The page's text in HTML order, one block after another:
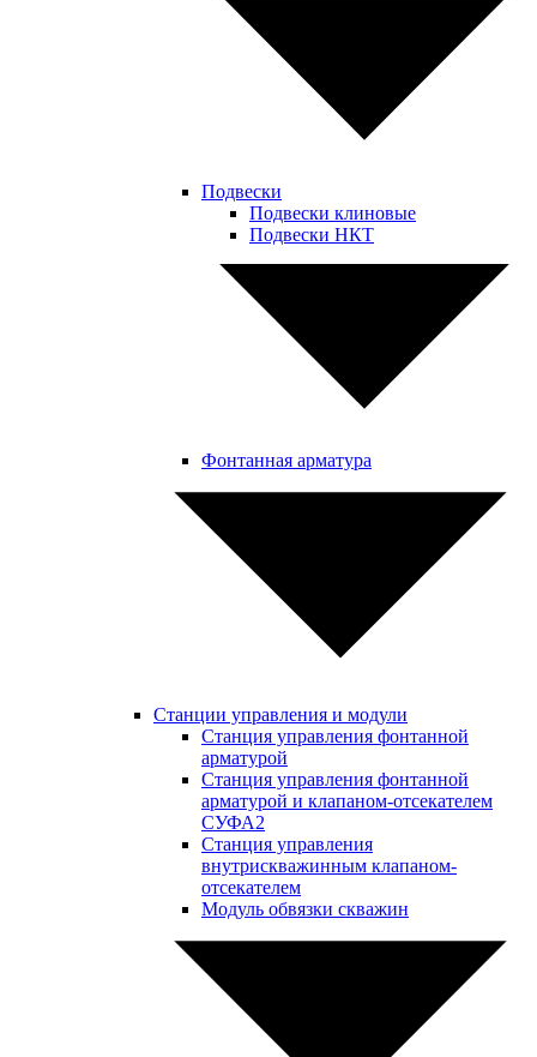
Подвески
Подвески клиновые
Подвески НКТ
Фонтанная арматура
Станции управления и модули
Станция управления фонтанной
арматурой
Станция управления фонтанной
арматурой и клапаном-отсекателем
СУФА2
Станция управления
внутрискважинным клапаном-
отсекателем
Модуль обвязки скважин